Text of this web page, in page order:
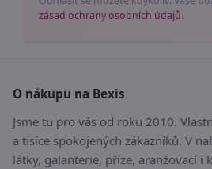
zásad ochrany osobních údajů.
O nákupu na Bexis
Jsme tu pro vás od roku 2010.
a tisíce spokojených zákazníků. V
látky, galanterie, příze, aranžovací i